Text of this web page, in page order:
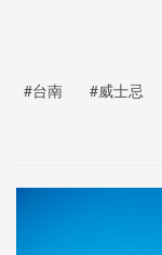
#台南 #威士忌